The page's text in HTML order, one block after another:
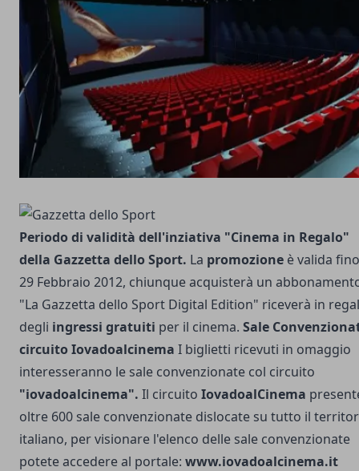
Periodo di validità dell'inziativa "Cinema in Regalo"
della Gazzetta dello Sport. La promozione è valida
29 Febbraio 2012, chiunque acquisterà un
"La Gazzetta dello Sport Digital Edition" riceverà in
degli ingressi gratuiti per il cinema. Sale
circuito Iovadoalcinema I biglietti ricevuti in omaggio
interesseranno le sale convenzionate col circuito
"iovadoalcinema". Il circuito IovadoalCinema
oltre 600 sale convenzionate dislocate su tutto il
italiano, per visionare l'elenco delle sale convenzionate
potete accedere al portale: www.iovadoalcinema.it